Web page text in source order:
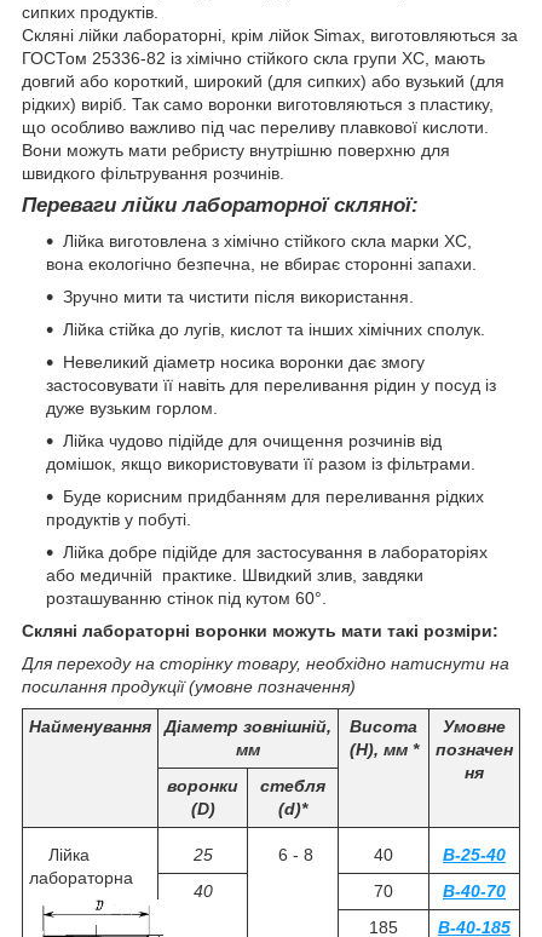
сипких продуктів.
Скляні лійки лабораторні, крім лійок Simax, виготовляються за
ГОСТом 25336-82 із хімічно стійкого скла групи ХС, мають
довгий або короткий, широкий (для сипких) або вузький (для
рідких) виріб. Так само воронки виготовляються з пластику,
що особливо важливо під час переливу плавкової кислоти.
Вони можуть мати ребристу внутрішню поверхню для
швидкого фільтрування розчинів.
Переваги лійки лабораторної скляної:
Лійка виготовлена з хімічно стійкого скла марки ХС,
вона екологічно безпечна, не вбирає сторонні запахи.
Зручно мити та чистити після використання.
Лійка стійка до лугів, кислот та інших хімічних сполук.
Невеликий діаметр носика воронки дає змогу
застосовувати її навіть для переливання рідин у посуд із
дуже вузьким горлом.
Лійка чудово підійде для очищення розчинів від
домішок, якщо використовувати її разом із фільтрами.
Буде корисним придбанням для переливання рідких
продуктів у побуті.
Лійка добре підійде для застосування в лабораторіях
або медичній практике. Швидкий злив, завдяки
розташуванню стінок під кутом 60°.
Скляні лабораторні воронки можуть мати такі розміри:
Для переходу на сторінку товару, необхідно натиснути на
посилання продукції (умовне позначення)
Найменування
Діаметр зовнішній,
мм
Висота
(H), мм *
Умовне
позначен
ня
воронки
(D)
стебля
(d)*
Лійка
лабораторна
25 6 - 8 40
В-25-40
40
70
В-40-70
185
В-40-185